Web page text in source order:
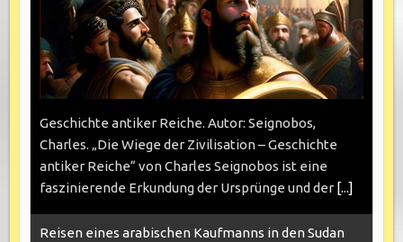
Geschichte antiker Reiche. Autor: Seignobos,
Charles. „Die Wiege der Zivilisation – Geschichte
antiker Reiche“ von Charles Seignobos ist eine
faszinierende Erkundung der Ursprünge und der [...]
Reisen eines arabischen Kaufmanns in den Sudan